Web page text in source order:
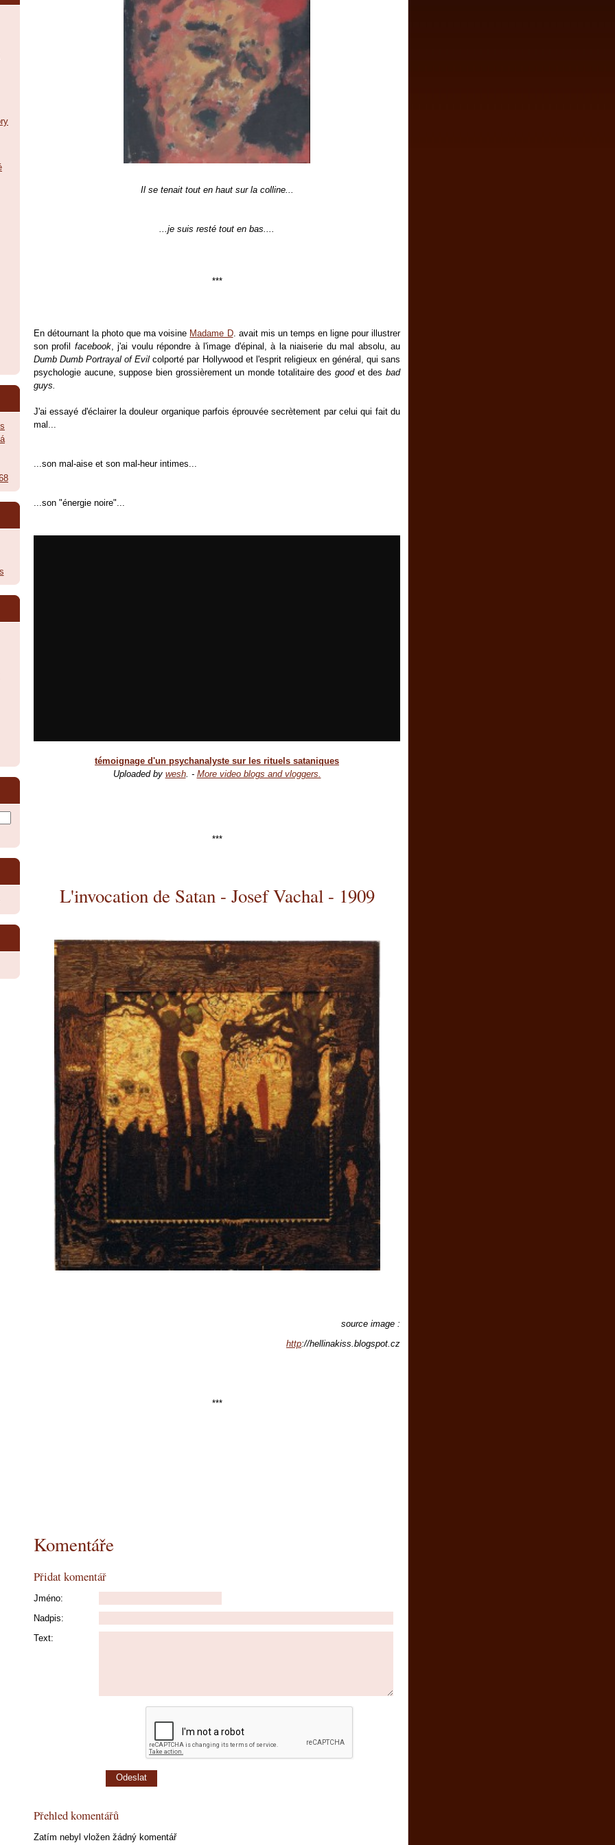
Il se tenait tout en haut sur la colline...
...je suis resté tout en bas....
***
En détournant la photo que ma voisine Madame D. avait mis un temps en ligne pour illustrer
son profil facebook, j'ai voulu répondre à l'image d'épinal, à la niaiserie du mal absolu, au
Dumb Dumb Portrayal of Evil colporté par Hollywood et l'esprit religieux en général, qui sans
psychologie aucune, suppose bien grossièrement un monde totalitaire des goodet des bad
guys.
J'ai essayé d'éclairer la douleur organique parfois éprouvée secrètement par celui qui fait du
mal...
...son mal-aise et son mal-heur intimes...
...son "énergie noire"...
témoignage d'un psychanalyste sur les rituels sataniques
Uploaded by wesh. - More video blogs and vloggers.
***
L'invocation de Satan - Josef Vachal - 1909
source image :
http://hellinakiss.blogspot.cz
***
Komentáře
Přidat komentář
Jméno:
Nadpis:
Text:
Přehled komentářů
Zatím nebyl vložen žádný komentář